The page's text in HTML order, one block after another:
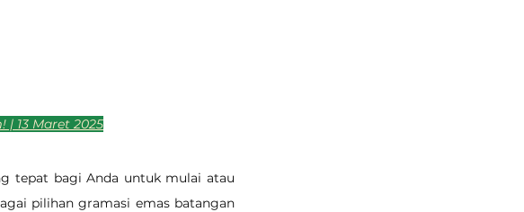
| 13 Maret 2025
tepat bagi Anda untuk mulai atau
pilihan gramasi emas batangan